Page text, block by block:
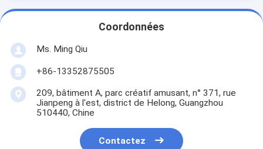
Coordonnées
Ms. Ming Qiu
+86-13352875505
209, bâtiment A, parc créatif amusant, n° 371, rue
Jianpeng à l'est, district de Helong, Guangzhou
510440, Chine
Contactez